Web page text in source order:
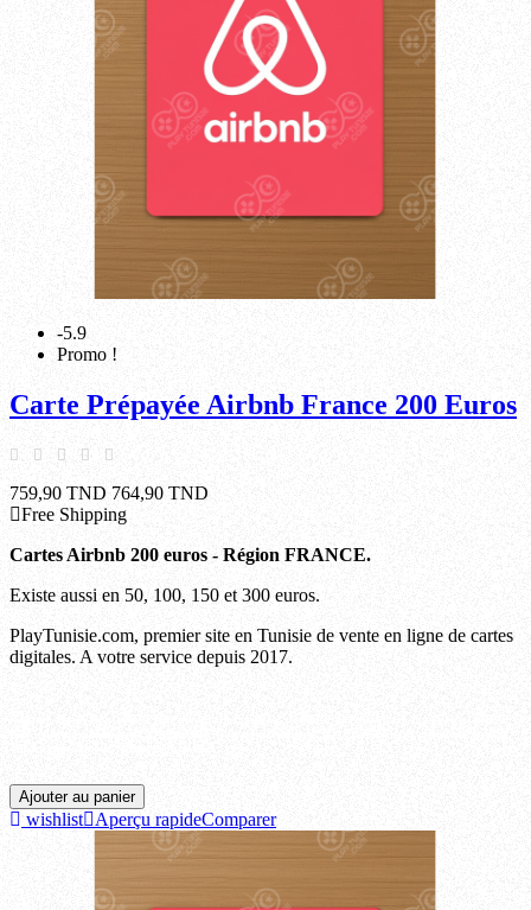
-5.9
Promo !
Carte Prépayée Airbnb France 200 Euros
759,90 TND 764,90 TND
Free Shipping
Cartes Airbnb 200 euros - Région FRANCE.
Existe aussi en 50, 100, 150 et 300 euros.
PlayTunisie.com, premier site en Tunisie de vente en ligne de cartes
digitales. A votre service depuis 2017.
Ajouter au panier
wishlist Aperçu rapideComparer